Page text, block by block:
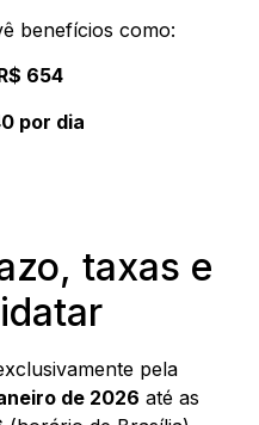
benefícios como:
654
por dia
taxas e
pela
de 2026 até as